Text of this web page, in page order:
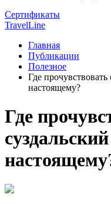
Сертификаты
TravelLine
Главная
Публикации
Полезное
Где
настоящему?
Где